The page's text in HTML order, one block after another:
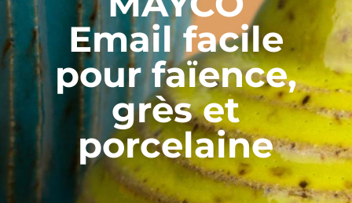
Email facile
pour faïence,
grès et
porcelaine